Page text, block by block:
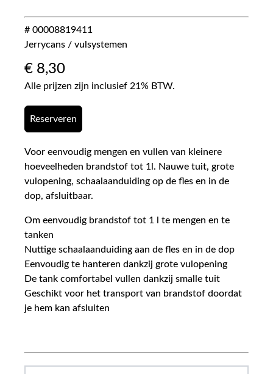
# 00008819411
Jerrycans / vulsystemen
€ 8,30
Alle prijzen zijn inclusief 21% BTW.
Reserveren
Voor eenvoudig mengen en vullen van kleinere
hoeveelheden brandstof tot 1l. Nauwe tuit, grote
vulopening, schaalaanduiding op de fles en in de
dop, afsluitbaar.
Om eenvoudig brandstof tot 1 l te mengen en te
tanken
Nuttige schaalaanduiding aan de fles en in de dop
Eenvoudig te hanteren dankzij grote vulopening
De tank comfortabel vullen dankzij smalle tuit
Geschikt voor het transport van brandstof doordat
je hem kan afsluiten